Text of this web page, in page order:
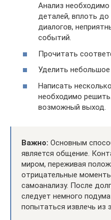
Анализ
деталей, вплоть
диалогов,
событий.
Прочитать
Уделить
Написать
необходимо
возможный выход.
Важно: Основным
является общение.
миром, переживая
отрицательные
самоанализу. После
следует немного
попытаться извлечь из